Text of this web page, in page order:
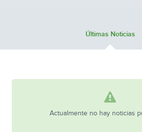
Últimas Noticias
Actualmente no hay noticias